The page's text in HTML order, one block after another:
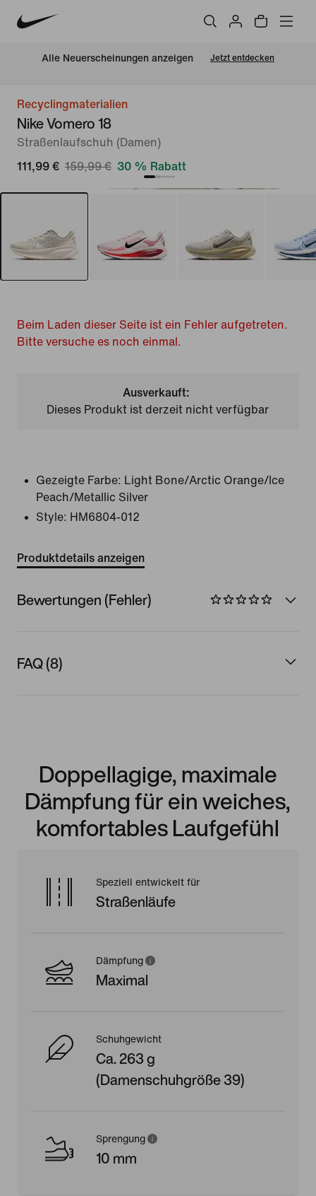
Alle Neuerscheinungen anzeigen Jetzt entdecken
Recyclingmaterialien
Nike Vomero 18
Straßenlaufschuh (Damen)
111,99 € 159,99 € 30 % Rabatt
Beim Laden dieser Seite ist ein Fehler aufgetreten.
Bitte versuche es noch einmal.
Ausverkauft:
Dieses Produkt ist derzeit nicht verfügbar
Gezeigte Farbe: Light Bone/Arctic Orange/Ice
Peach/Metallic Silver
Style: HM6804-012
Produktdetails anzeigen
Bewertungen (Fehler)
FAQ (8)
Doppellagige, maximale
Dämpfung für ein weiches,
komfortables Laufgefühl
Speziell entwickelt für
Straßenläufe
Dämpfung
Maximal
Schuhgewicht
Ca. 263 g
(Damenschuhgröße 39)
Sprengung
10 mm